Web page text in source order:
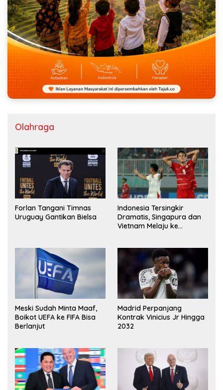
Olahraga
Forlan Tangani Timnas
Uruguay Gantikan Bielsa
Indonesia Tersingkir
Dramatis, Singapura dan
Vietnam Melaju ke
Meski Sudah Minta Maaf,
Boikot UEFA ke FIFA Bisa
Berlanjut
Madrid Perpanjang
Kontrak Vinicius Jr Hingga
2032